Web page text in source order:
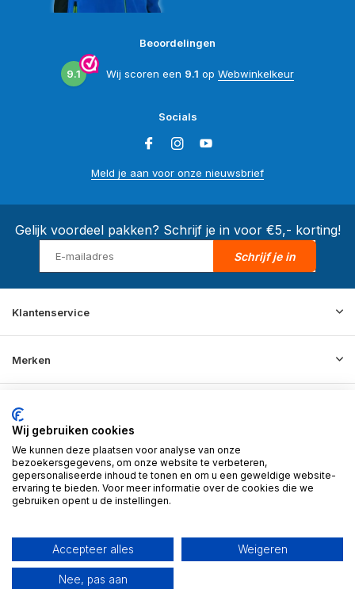
Beoordelingen
9.1 Wij scoren een 9.1 op Webwinkelkeur
Socials
Meld je aan voor onze nieuwsbrief
Gelijk voordeel pakken? Schrijf je in voor €5,- korting!
Schrijf je in
Klantenservice
Merken
Informatie
Contact
© 2026 BD Store - Theme By
Wij gebruiken cookies
We kunnen deze plaatsen voor analyse van onze
bezoekersgegevens, om onze website te verbeteren,
gepersonaliseerde inhoud te tonen en om u een geweldige website-
ervaring te bieden. Voor meer informatie over de cookies die we
gebruiken opent u de instellingen.
Accepteer alles Weigeren
Nee, pas aan